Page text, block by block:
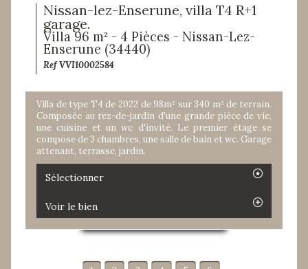
Nissan-lez-Enserune, villa T4 R+1
garage.
Villa 96 m² - 4 Pièces - Nissan-Lez-
Enserune (34440)
Ref VVI10002584
Villa de type T4 de 2022 de 98m² sur 340 m² de terrain.
Composée au rez-de-jardin d'une grande pièce de vie,
une cuisine et un wc d'invité. Le premier étage se
compose de 3 chambres, une salle de bain et wc. Garage
attenant, terrasse, jardin.
Sélectionner
Voir le bien